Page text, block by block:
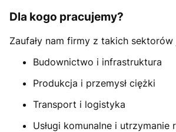
Dla kogo pracujemy?
Zaufały nam firmy z takich sektorów
Budownictwo i infrastruktura
Produkcja i przemysł ciężki
Transport i logistyka
Usługi komunalne i utrzymanie